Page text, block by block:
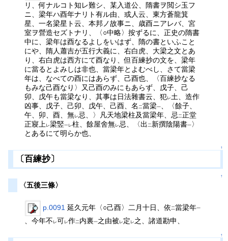
リ、何ナルコト知レ難シ、某入道公、隋書ヲ閲シ玉フ
ニ、梁年ハ酉年ナリト有ル由、或人云、東方蒼龍箕
星、一名梁星ト云、本邦ノ故事ニ、歳酉ニアレバ、宮
室ヲ營造セズトナリ、〈○中略〉按ずるに、正史の隋書
中に、梁年は酉なるよしをいはず、隋の書といふこと
にや、隋人蕭吉が五行大義に、右白虎、大梁之文とあ
り、右白虎は西方にて酉なり、但百練抄の文を、梁年
に當るとよみしは非也、當梁年とよむべし、さて當梁
年は、なべての酉にはあらず、己酉也、〈百練抄なる
もみな己酉なり〉又己酉のみにもあらず、戊子、己
卯、戊午も當梁なり、其事は日法雜書云、犯レ 土、造作
凶事、戊子、己卯、戊午、己酉、名 二當梁一
、〈餘子、
午、卯、酉、無レ 忌、〉凡天地梁柱及當梁年、忌 二正堂
正寢上 レ梁竪一レ柱、餘屋舍無レ 忌、〈出 二 新撰陰陽書一 〉
とあるにて明らか也、
↑
〔百練抄〕
↑
〈五後三條〉
p.0091 延久元年〈○己酉〉二月十日、依二當梁年一
、今年不 レ可レ作二 内裏一之由被 レ 定 レ 之、諸道勘申、
↑